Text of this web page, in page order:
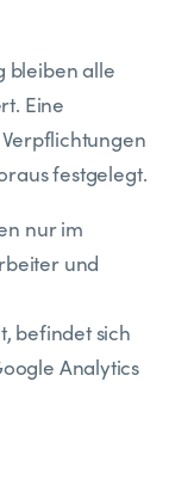
bleiben alle
Eine
festgelegt.
nur im
und
befindet sich
Analytics